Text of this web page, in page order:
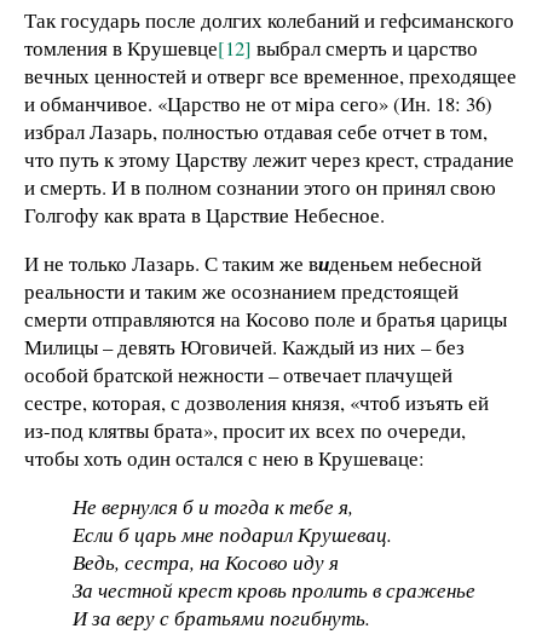
Так государь после долгих колебаний и гефсиманского
томления в Крушевце[12] выбрал смерть и царство
вечных ценностей и отверг все временное, преходящее
и обманчивое. «Царство не от мiра сего» (Ин. 18: 36)
избрал Лазарь, полностью отдавая себе отчет в том,
что путь к этому Царству лежит через крест, страдание
и смерть. И в полном сознании этого он принял свою
Голгофу как врата в Царствие Небесное.
И не только Лазарь. С таким же виденьем небесной
реальности и таким же осознанием предстоящей
смерти отправляются на Косово поле и братья царицы
Милицы – девять Юговичей. Каждый из них – без
особой братской нежности – отвечает плачущей
сестре, которая, с дозволения князя, «чтоб изъять ей
из-под клятвы брата», просит их всех по очереди,
чтобы хоть один остался с нею в Крушеваце:
Не вернулся б и тогда к тебе я,
Если б царь мне подарил Крушевац.
Ведь, сестра, на Косово иду я
За честной крест кровь пролить в сраженье
И за веру с братьями погибнуть.